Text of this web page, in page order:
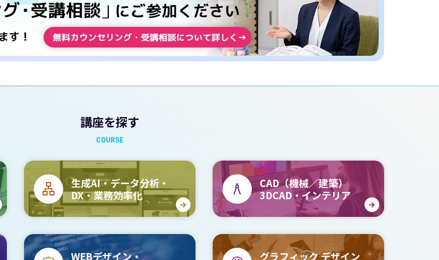
講座を探す
COURSE
生成AI・データ分析・
DX・業務効率化
CAD（機械／建築）
3DCAD・インテリア
WEBデザイン・
グラフィックデザイン